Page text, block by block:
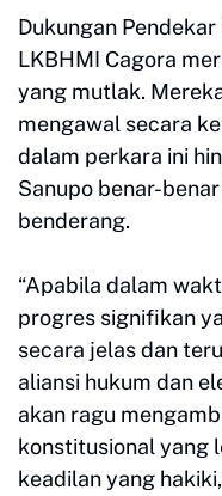
Dukungan
LKBHMI Cagora
yang mutlak.
mengawal secara
dalam perkara ini
Sanupo benar-
benderang.
“Apabila dalam
progres signifikan
secara jelas dan
aliansi hukum dan
akan ragu
konstitusional yang
keadilan yang